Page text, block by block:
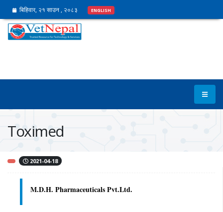
बिहिवार, २१ साउन , २०८३ ENGLISH
Toximed
2021-04-18
M.D.H. Pharmaceuticals Pvt.Ltd.